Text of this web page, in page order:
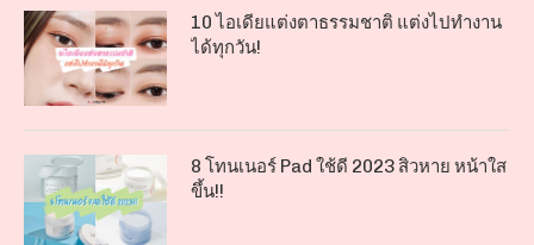
10 ไอเดียแต่งตาธรรมชาติ แต่งไปทำงาน
ได้ทุกวัน!
8 โทนเนอร์ Pad ใช้ดี 2023 สิวหาย หน้าใส
ขึ้น!!